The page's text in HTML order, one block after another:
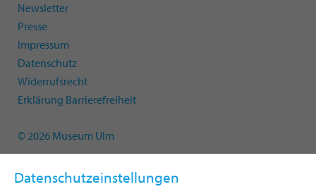
Datenschutzeinstellungen
Newsletter
Presse
Impressum
Datenschutz
Widerrufsrecht
Erklärung Barrierefreiheit
© 2026 Museum Ulm